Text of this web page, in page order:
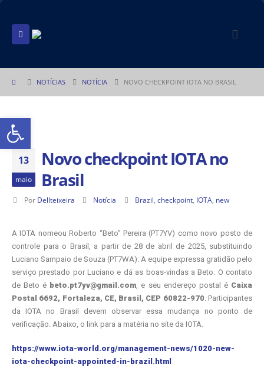
NOTÍCIAS NOTÍCIA NOVO CHECKPOINT IOTA NO BRASIL
13
maio
Novo checkpoint IOTA no
Brasil
Por Dellteixeira Notícia Brazil ,checkpoint IOTA new
A IOTA nomeou Roberto “Beto” Pereira (PT7YV) como novo posto de
controle para o Brasil, a partir de 28 de abril de 2025, substituindo
Luciano Sampaio de Souza (PT7WA). A equipe expressa gratidão pelo
serviço prestado por Luciano e dá as boas-vindas a Beto. O contato
de Beto é beto.pt7yv@gmail.com, e seu endereço postal é Caixa
Postal 6692, Fortaleza, CE, Brasil, CEP 60822-970. Participantes
da IOTA no Brasil devem observar essa mudança no ponto de
verificação. Abaixo, o link para a matéria no site da IOTA.
https://www.iota-world.org/management-news/1020-new-
iota-checkpoint-appointed-in-brazil.html
Abrir a barra de ferramentas